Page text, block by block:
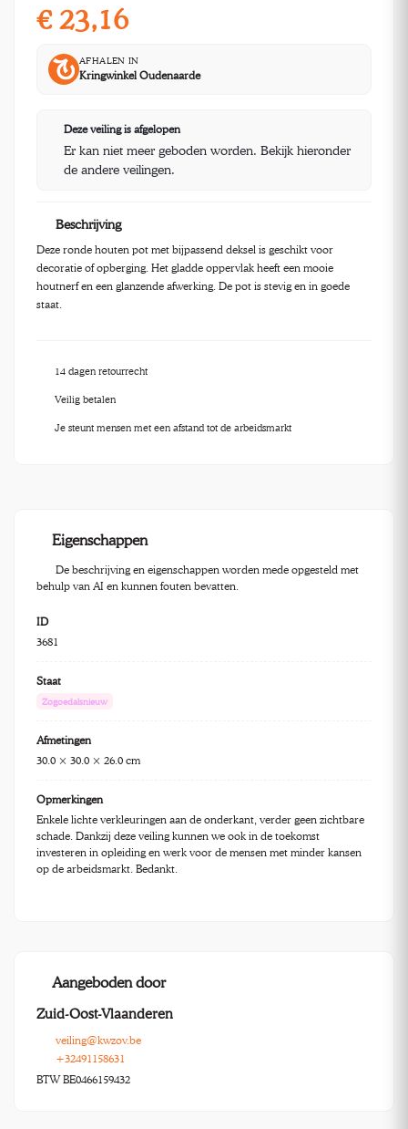
€ 23,16
AFHALEN IN
Kringwinkel Oudenaarde
Deze veiling is afgelopen
Er kan niet meer geboden worden. Bekijk hieronder
de andere veilingen.
Beschrijving
Deze ronde houten pot met bijpassend deksel is geschikt voor
decoratie of opberging. Het gladde oppervlak heeft een mooie
houtnerf en een glanzende afwerking. De pot is stevig en in goede
staat.
14 dagen retourrecht
Veilig betalen
Je steunt mensen met een afstand tot de arbeidsmarkt
Eigenschappen
De beschrijving en eigenschappen worden mede opgesteld met
behulp van AI en kunnen fouten bevatten.
ID
3681
Staat
Zogoedalsnieuw
Afmetingen
30.0 × 30.0 × 26.0 cm
Opmerkingen
Enkele lichte verkleuringen aan de onderkant, verder geen zichtbare
schade. Dankzij deze veiling kunnen we ook in de toekomst
investeren in opleiding en werk voor de mensen met minder kansen
op de arbeidsmarkt. Bedankt.
Aangeboden door
Zuid-Oost-Vlaanderen
veiling@kwzov.be
+32491158631
BTW BE0466159432